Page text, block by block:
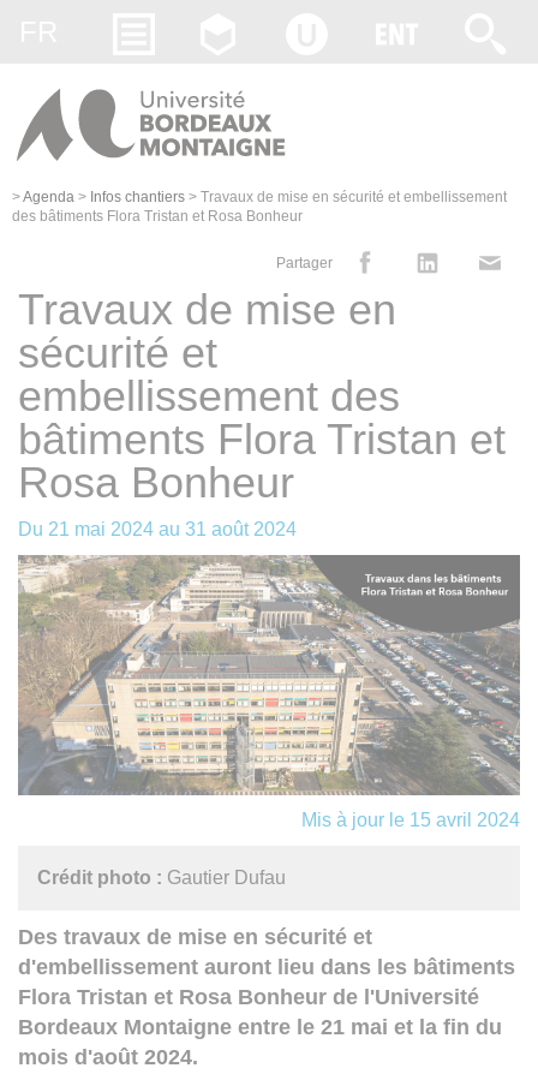
>Agenda > Infos chantiers > Travaux de mise en sécurité et embellissement
des bâtiments Flora Tristan et Rosa Bonheur
Partager
Travaux de mise en
sécurité et
embellissement des
bâtiments Flora Tristan et
Rosa Bonheur
Du 21 mai 2024 au 31 août 2024
Mis à jour le 15 avril 2024
Crédit photo : Gautier Dufau
Des travaux de mise en sécurité et
d'embellissement auront lieu dans les bâtiments
Flora Tristan et Rosa Bonheur de l'Université
Bordeaux Montaigne entre le 21 mai et la fin du
mois d'août 2024.